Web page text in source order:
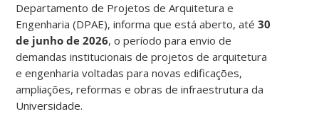
Departamento de Projetos de Arquitetura e
Engenharia (DPAE), informa que está aberto, até30
de junho de 2026, o período para envio de
demandas institucionais de projetos de arquitetura
e engenharia voltadas para novas edificações,
ampliações, reformas e obras de infraestrutura da
Universidade.